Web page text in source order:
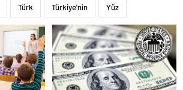
Türk Türkiye'nin Yüz